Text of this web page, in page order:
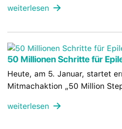
weiterlesen
50 Millionen Schritte für
Heute, am 5. Januar, startet
Mitmachaktion „50 Million
weiterlesen